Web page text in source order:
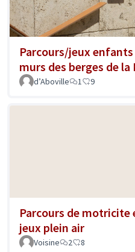
Parcours/jeux
murs des berges de la
d’Aboville 1 9
Parcours de motricite
jeux plein air
Voisine 2 8